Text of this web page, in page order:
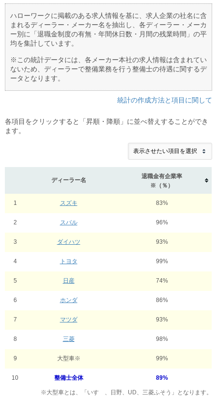
ハローワークに掲載のある求人情報を基に、求人企業の社名に含
まれるディーラー・メーカー名を抽出し、各ディーラー・メーカ
ー別に「退職金制度の有無・年間休日数・月間の残業時間」の平
均を集計しています。
※この統計データには、各メーカー本社の求人情報は含まれてい
ないため、ディーラーで整備業務を行う整備士の待遇に関するデ
ータとなります。
統計の作成方法と項目に関して
各項目をクリックすると「昇順・降順」に並べ替えすることができ
ます。
1
2
3
4
5
6
7
8
9
10
ディーラー名
退職金有企業率
※（％）
スズキ 83%
スバル 96%
ダイハツ 93%
トヨタ 99%
日産 74%
ホンダ 86%
マツダ 93%
三菱 98%
大型車※ 99%
整備士全体 89%
※大型車とは、「いすゞ、日野、UD、三菱ふそう」となります。